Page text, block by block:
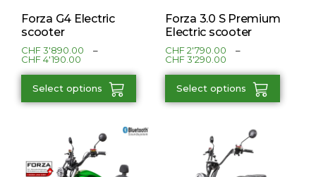
Forza G4 Electric
scooter
CHF3'890.00
–
CHF4'190.00
Select options
Forza 3.0 S Premium
Electric scooter
CHF2'790.00
–
CHF3'290.00
Select options